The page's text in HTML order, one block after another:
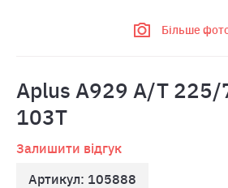
Більше
Aplus A929 A/T 225/
103T
Залишити відгук
Артикул: 105888